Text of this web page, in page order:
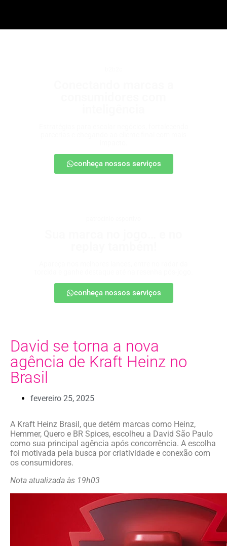
conheça nossos serviços
conheça nossos serviços
David se torna a nova
agência de Kraft Heinz no
Brasil
fevereiro 25, 2025
A Kraft Heinz Brasil, que detém marcas como Heinz,
Hemmer, Quero e BR Spices, escolheu a David São Paulo
como sua principal agência após concorrência. A escolha
foi motivada pela busca por criatividade e conexão com
os consumidores.
Nota atualizada às 19h03